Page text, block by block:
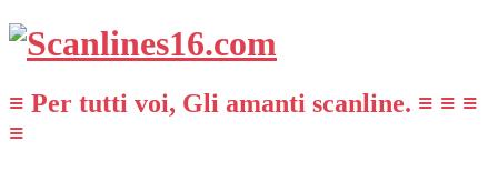
≡ Per tutti voi, Gli amanti scanline. ≡ ≡ ≡
≡